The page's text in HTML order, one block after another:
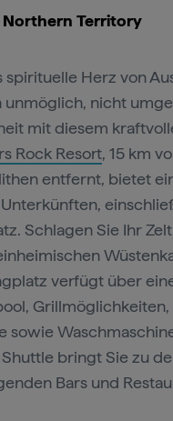
Northern Territory
spirituelle Herz von
unmöglich, nicht
mit diesem
Rock Resort, 15 km
entfernt, bietet
Schlagen Sie Ihr
verfügt über
Grillmöglichkeiten,
sowie
bringt Sie zu
Bars und